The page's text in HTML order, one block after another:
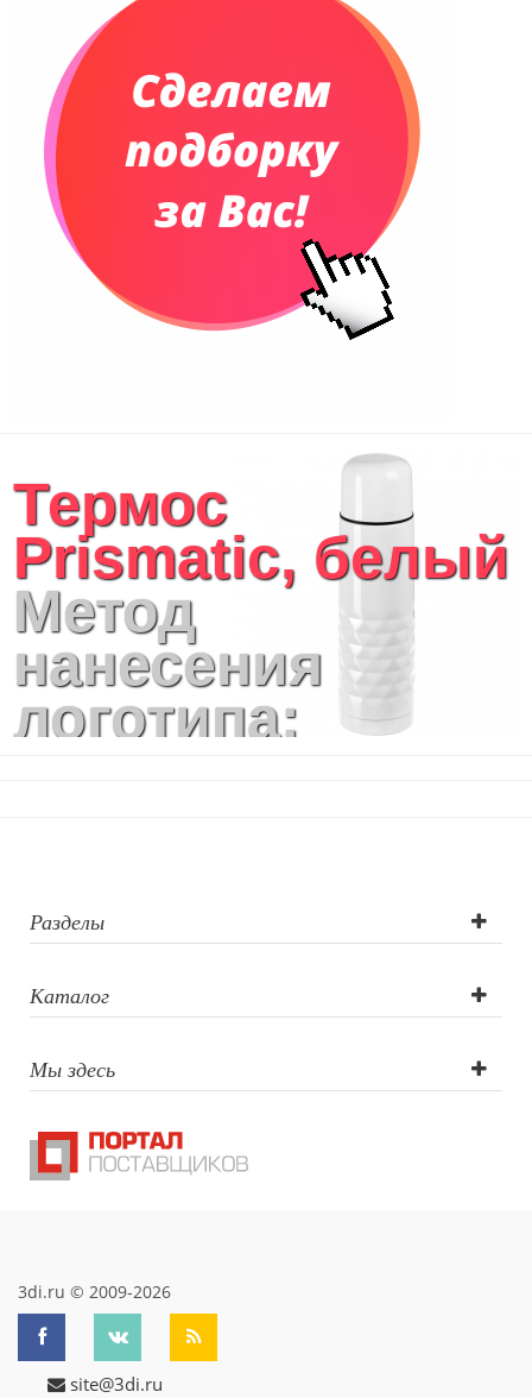
Термос
Prismatic, белый
Метод
нанесения
логотипа:
окружности ,
Тампопечать (2
цвета), УФ-
печать
Разделы
Каталог
Мы здесь
3di.ru © 2009-2026
site@3di.ru